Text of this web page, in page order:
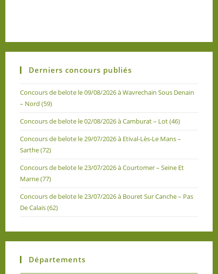
Derniers concours publiés
Concours de belote le 09/08/2026 à Wavrechain Sous Denain
– Nord (59)
Concours de belote le 02/08/2026 à Camburat – Lot (46)
Concours de belote le 29/07/2026 à Etival-Lès-Le Mans –
Sarthe (72)
Concours de belote le 23/07/2026 à Courtomer – Seine Et
Marne (77)
Concours de belote le 23/07/2026 à Bouret Sur Canche – Pas
De Calais (62)
Départements